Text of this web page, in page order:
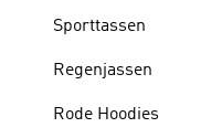
Sporttassen
Regenjassen
Rode Hoodies